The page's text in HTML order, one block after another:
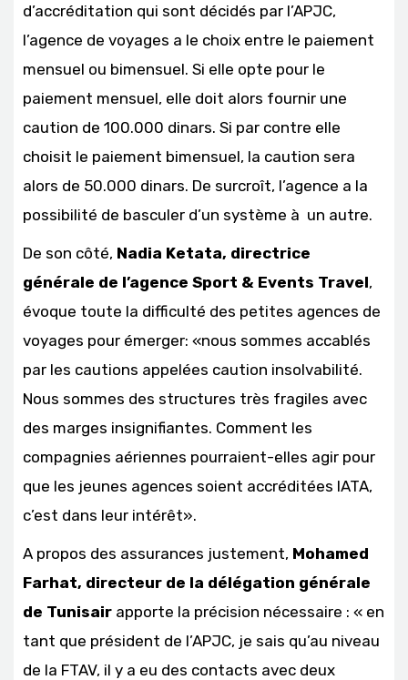
d’accréditation qui sont décidés par l’APJC,
l’agence de voyages a le choix entre le paiement
mensuel ou bimensuel. Si elle opte pour le
paiement mensuel, elle doit alors fournir une
caution de 100.000 dinars. Si par contre elle
choisit le paiement bimensuel, la caution sera
alors de 50.000 dinars. De surcroît, l’agence a la
possibilité de basculer d’un système à un autre.
De son côté, Nadia Ketata, directrice
générale de l’agence Sport & Events Travel,
évoque toute la difficulté des petites agences de
voyages pour émerger: «nous sommes accablés
par les cautions appelées caution insolvabilité.
Nous sommes des structures très fragiles avec
des marges insignifiantes. Comment les
compagnies aériennes pourraient-elles agir pour
que les jeunes agences soient accréditées IATA,
c’est dans leur intérêt».
A propos des assurances justement, Mohamed
Farhat, directeur de la délégation générale
de Tunisair apporte la précision nécessaire : « en
tant que président de l’APJC, je sais qu’au niveau
de la FTAV, il y a eu des contacts avec deux